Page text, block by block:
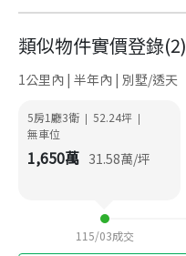
類似物件實價登錄(2)
1公里內 | 半年內 | 別墅/透天
5房1廳3衛 | 52.24坪 |
無車位
1,650萬 31.58萬/坪
115/03成交